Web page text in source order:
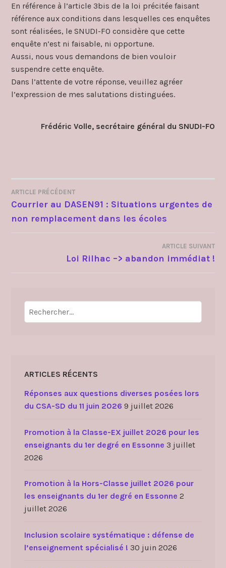
En référence à l’article 3bis de la loi précitée faisant
référence aux conditions dans lesquelles ces enquêtes
sont réalisées, le SNUDI-FO considère que cette
enquête n’est ni faisable, ni opportune.
Aussi, nous vous demandons de bien vouloir
suspendre cette enquête.
Dans l’attente de votre réponse, veuillez agréer
l’expression de mes salutations distinguées.
Frédéric Volle, secrétaire général du SNUDI-FO
NAVIGATION
DE
ARTICLE PRÉCÉDENT
Courrier au DASEN91 : Situations urgentes de
non remplacement dans les écoles
ARTICLE SUIVANT
Loi Rilhac –> abandon immédiat !
ARTICLES RÉCENTS
Réponses aux questions diverses posées lors
du CSA-SD du 11 juin 2026 9 juillet 2026
Promotion à la Classe-EX juillet 2026 pour les
enseignants du 1er degré en Essonne 3 juillet
2026
Promotion à la Hors-Classe juillet 2026 pour
les enseignants du 1er degré en Essonne 2
juillet 2026
Inclusion scolaire systématique : défense de
l’enseignement spécialisé ! 30 juin 2026